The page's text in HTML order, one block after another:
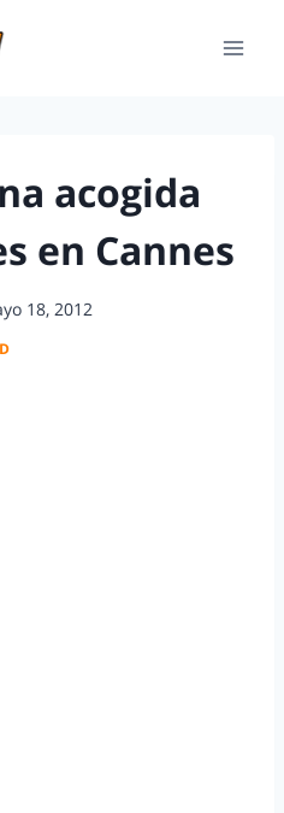
acogida
en Cannes
18, 2012